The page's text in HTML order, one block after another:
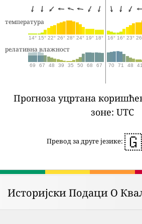
температура
14° 15° 22° 26° 28° 24° 19° 18° 16° 16° 23°
релативна влажност
69 67 48 39 35 50 68 67 70 71 48 41
Прогноза уцртана
зоне: UTC
Превод за друге језике:
Историјски Подаци О